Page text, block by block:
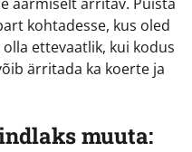
kohtadesse, kus oled
ettevaatlik, kui kodus
ärritada ka koerte ja
muuta: